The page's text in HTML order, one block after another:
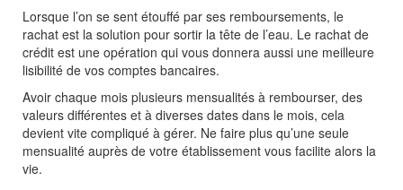
Lorsque l’on se sent étouffé par ses remboursements, le
rachat est la solution pour sortir la tête de l’eau. Le rachat de
crédit est une opération qui vous donnera aussi une meilleure
lisibilité de vos comptes bancaires.
Avoir chaque mois plusieurs mensualités à rembourser, des
valeurs différentes et à diverses dates dans le mois, cela
devient vite compliqué à gérer. Ne faire plus qu’une seule
mensualité auprès de votre établissement vous facilite alors la
vie.